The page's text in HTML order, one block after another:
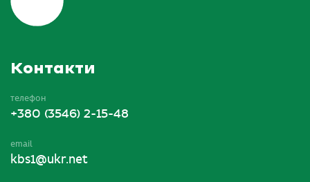
Контакти
телефон
+380 (3546) 2-15-48
email
kbs1@ukr.net